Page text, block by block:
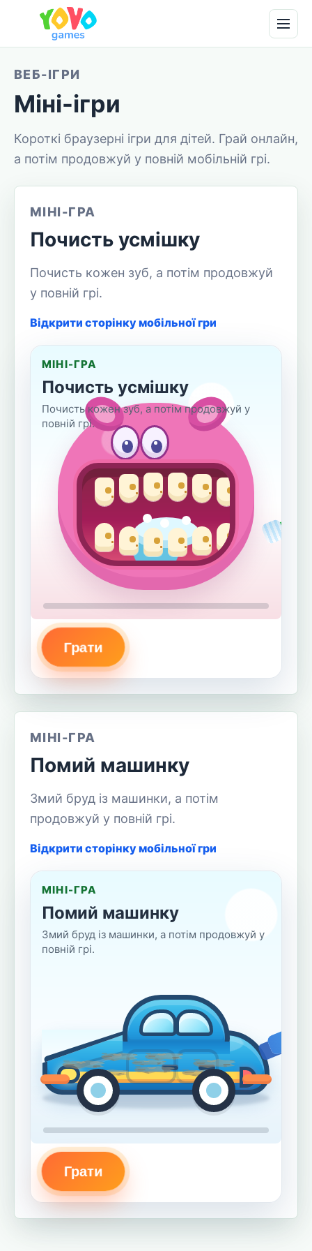
ВЕБ-ІГРИ
Міні-ігри
Короткі браузерні ігри для дітей. Грай онлайн,
а потім продовжуй у повній мобільній грі.
МІНІ-ГРА
Почисть усмішку
Почисть кожен зуб, а потім продовжуй
у повній грі.
Відкрити сторінку мобільної гри
МІНІ-ГРА
Почисть усмішку
Почисть кожен зуб, а потім продовжуй у
повній грі.
Грати
МІНІ-ГРА
Помий машинку
Змий бруд із машинки, а потім
продовжуй у повній грі.
Відкрити сторінку мобільної гри
МІНІ-ГРА
Помий машинку
Змий бруд із машинки, а потім продовжуй у
повній грі.
Грати